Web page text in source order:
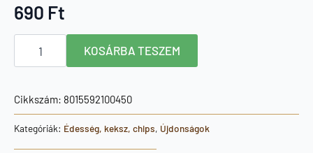
690 Ft
Fiore
Puglia
250g
mennyiség
KOSÁRBA TESZEM
Cikkszám: 8015592100450
Kategóriák: Édesség, keksz, chips, Újdonságok